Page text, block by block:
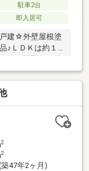
駐車2台
即入居可
建☆外壁屋根塗
♪ＬＤＫは約１
など間取りも魅
2
2
47年2ヶ月)